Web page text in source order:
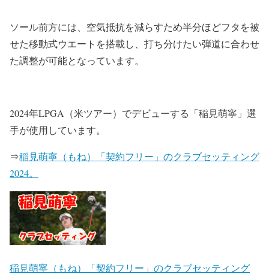
ソール前方には、空気抵抗を減らすため半分ほどフタを被
せた移動式ウエートを搭載し、打ち分けたい弾道に合わせ
た調整が可能となっています。
2024年LPGA（米ツアー）でデビューする「稲見萌寧」選
手が使用しています。
⇒稲見萌寧（もね）「契約フリー」のクラブセッティング
2024。
稲見萌寧（もね）「契約フリー」のクラブセッティング